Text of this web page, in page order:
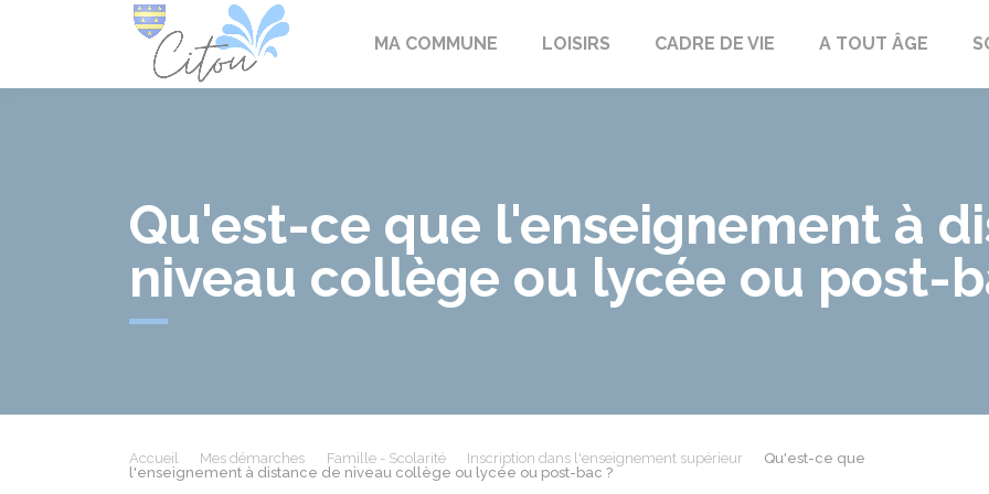
MA COMMUNE LOISIRS CADRE DE VIE A TOUT ÂGE
Qu'est-ce que l'enseignement à
niveau collège ou lycée ou post-
Accueil Mes démarches Famille - Scolarité Inscription dans l'enseignement supérieur
Qu'est-ce que
l'enseignement à distance de niveau collège ou lycée ou post-bac ?